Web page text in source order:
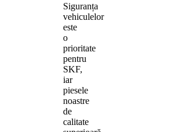
Siguranța
vehiculelor
este
o
prioritate
pentru
SKF,
iar
piesele
noastre
de
calitate